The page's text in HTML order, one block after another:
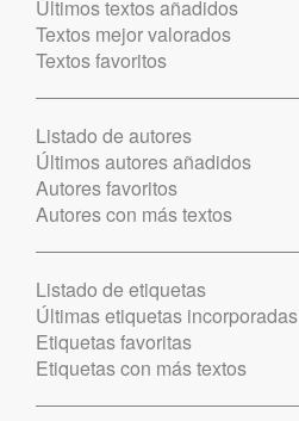
Últimos textos añadidos
Textos mejor valorados
Textos favoritos
Listado de autores
Últimos autores añadidos
Autores favoritos
Autores con más textos
Listado de etiquetas
Últimas etiquetas incorporadas
Etiquetas favoritas
Etiquetas con más textos